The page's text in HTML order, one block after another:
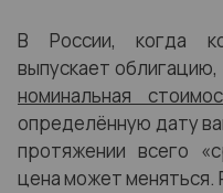
В России, когда
выпускает
номинальная
определённую дату
протяжении всего
цена может меняться.